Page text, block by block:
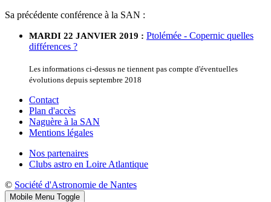
Sa précédente conférence à la SAN :
MARDI 22 JANVIER 2019 : Ptolémée - Copernic quelles
différences ?
Les informations ci-dessus ne tiennent pas compte d'éventuelles
évolutions depuis septembre 2018
Contact
Plan d'accès
Naguère à la SAN
Mentions légales
Nos partenaires
Clubs astro en Loire Atlantique
© Société d'Astronomie de Nantes
Mobile Menu Toggle